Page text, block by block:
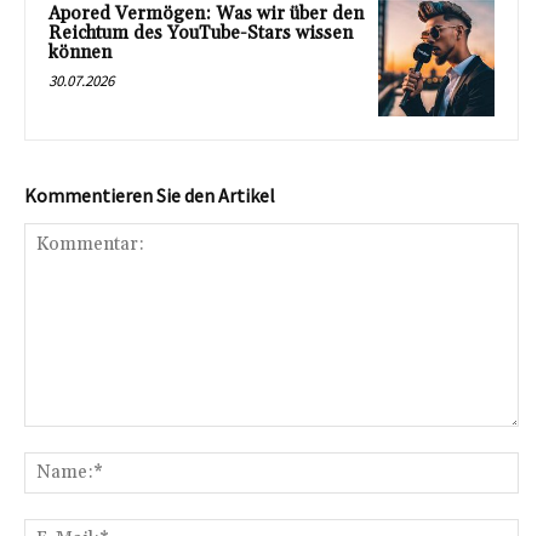
Apored Vermögen: Was wir über den
Reichtum des YouTube-Stars wissen
können
30.07.2026
Kommentieren Sie den Artikel